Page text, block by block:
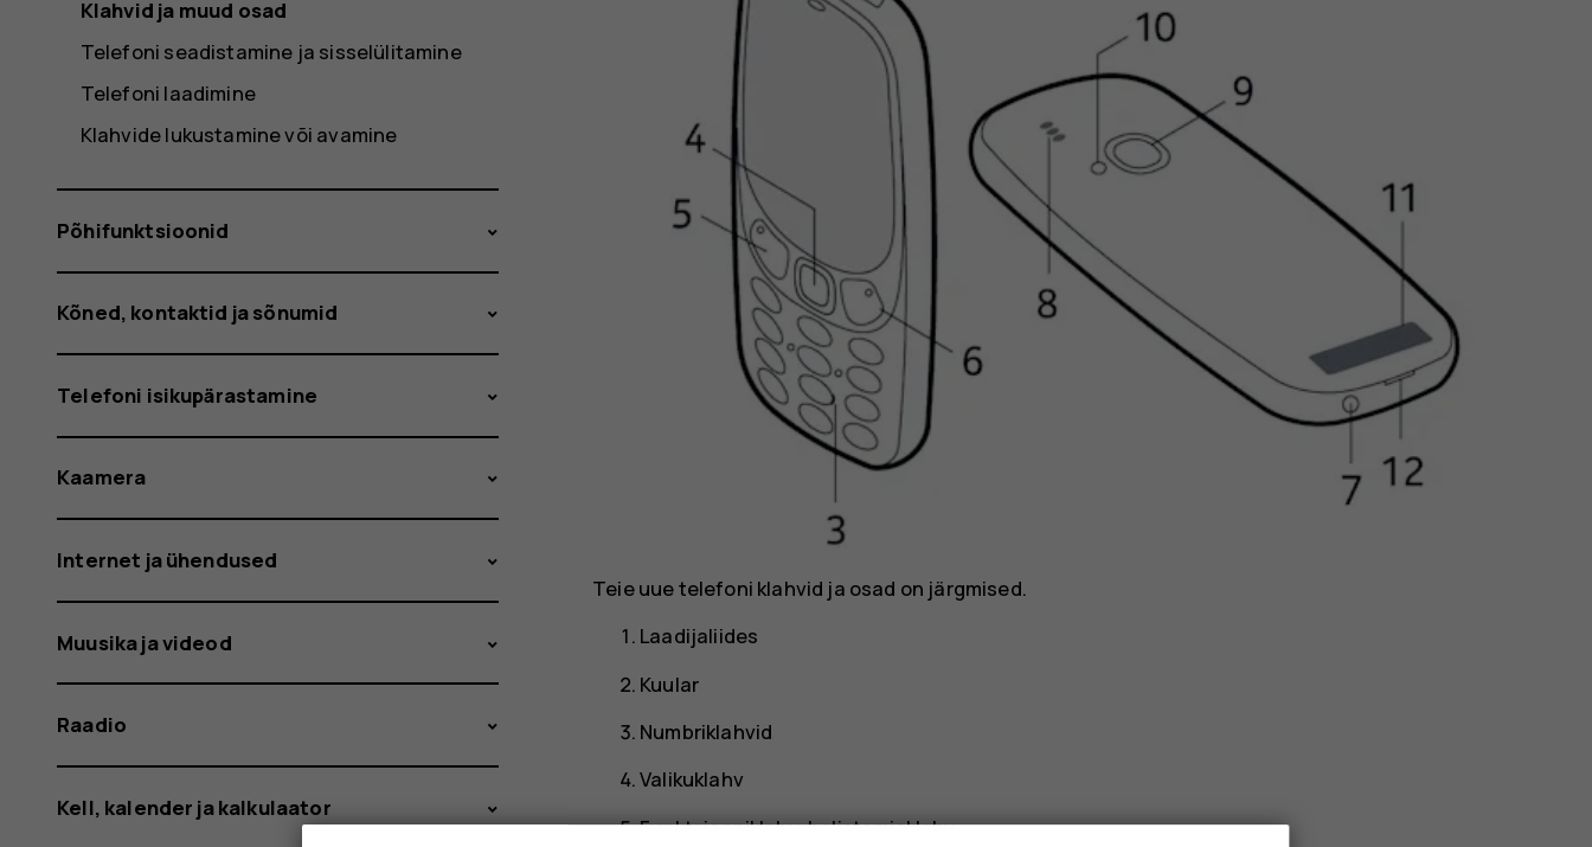
Teie uue telefoni klahvid ja osad on järgmised.
Laadijaliides
Kuular
Numbriklahvid
Valikuklahv
Funktsiooniklahv, helistamisklahv
Klahvid ja muud osad
Telefoni seadistamine ja sisselülitamine
Telefoni laadimine
Klahvide lukustamine või avamine
Põhifunktsioonid
Kõned, kontaktid ja sõnumid
Telefoni isikupärastamine
Kaamera
Internet ja ühendused
Muusika ja videod
Raadio
Kell, kalender ja kalkulaator